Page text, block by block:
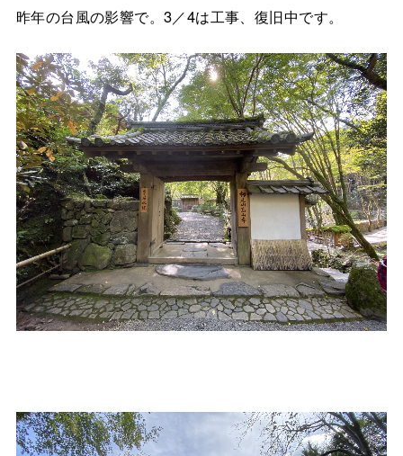
昨年の台風の影響で。3／4は工事、復旧中です。